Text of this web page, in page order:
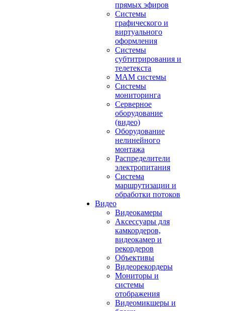
прямых эфиров
Системы
графического и
виртуального
оформления
Системы
субтитрирования и
телетекста
MAM системы
Системы
мониторинга
Серверное
оборудование
(видео)
Оборудование
нелинейного
монтажа
Распределители
электропитания
Система
маршрутизации и
обработки потоков
Видео
Видеокамеры
Аксессуары для
камкордеров,
видеокамер и
рекордеров
Объективы
Видеорекордеры
Мониторы и
системы
отображения
Видеомикшеры и